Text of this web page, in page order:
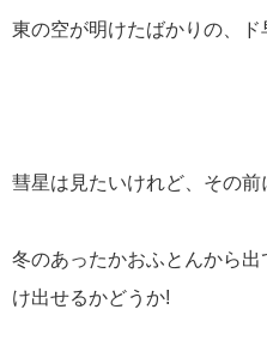
東の空が明けたばかりの、ド
彗星は見たいけれど、その前
冬のあったかおふとんから
け出せるかどうか!